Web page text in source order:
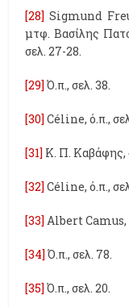
[28] Sigmund
μτφ. Βασίλης
σελ. 27-28.
[29] Ό.π., σελ. 38.
[30] Céline, ό.π.,
[31] Κ. Π. Καβάφης,
[32] Céline, ό.π.,
[33] Albert Camus,
[34] Ό.π., σελ. 78.
[35] Ό.π., σελ. 20.